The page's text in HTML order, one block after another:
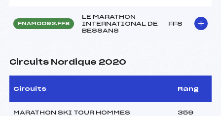
FNAM0092.FFS
LE MARATHON
INTERNATIONAL DE
BESSANS
FFS
Circuits Nordique 2020
Circuits Rang
MARATHON SKI TOUR HOMMES 359